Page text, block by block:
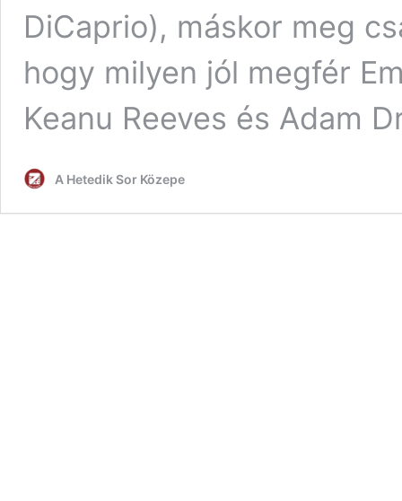
DiCaprio), máskor meg
hogy milyen jól megfér
Keanu Reeves és Adam
A Hetedik Sor Közepe